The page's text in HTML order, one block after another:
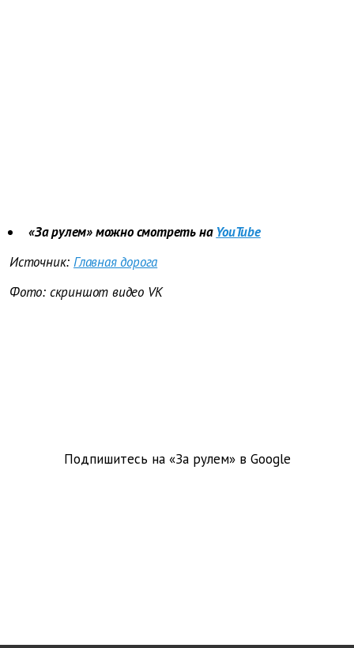
«За рулем» можно смотреть на YouTube
Источник: Главная дорога
Фото: скриншот видео VK
Подпишитесь на «За рулем» в Google